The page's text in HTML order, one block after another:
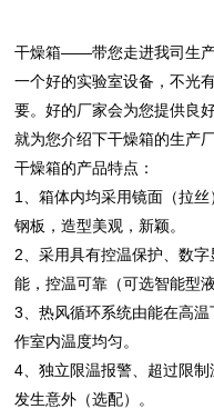
干燥箱——带您走进我司生
一个好的实验室设备，不光
要。好的厂家会为您提供良
就为您介绍下干燥箱的生产厂
干燥箱的产品特点：
1、箱体内均采用镜面（拉
钢板，造型美观，新颖。
2、采用具有控温保护、数
能，控温可靠（可选智能型
3、热风循环系统由能在高
作室内温度均匀。
4、独立限温报警、超过限
发生意外（选配）。